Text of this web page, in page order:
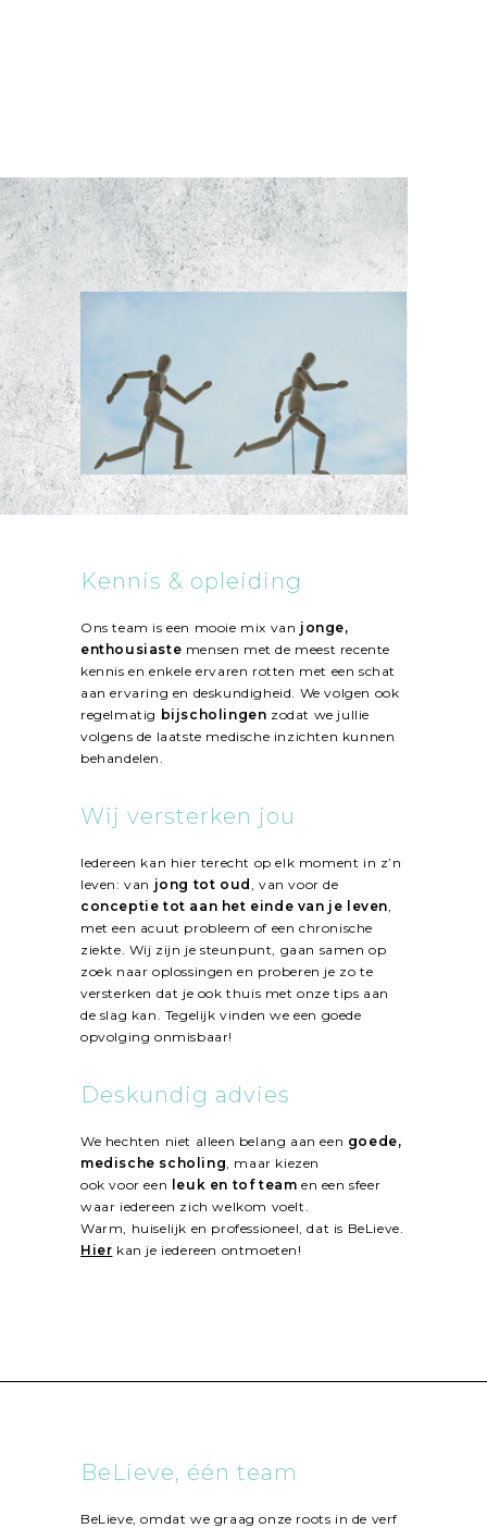
Kennis & opleiding
Ons team is een mooie mix van jonge,
enthousiaste mensen met de meest recente
kennis en enkele ervaren rotten met een schat
aan ervaring en deskundigheid. We volgen ook
regelmatig bijscholingen zodat we jullie
volgens de laatste medische inzichten kunnen
behandelen.
Wij versterken jou
Iedereen kan hier terecht op elk moment in z’n
leven: van jong tot oud , van voor de
conceptie tot aan het einde van je leven
met een acuut probleem of een chronische
ziekte. Wij zijn je steunpunt, gaan samen op
zoek naar oplossingen en proberen je zo te
versterken dat je ook thuis met onze tips aan
de slag kan. Tegelijk vinden we een goede
opvolging onmisbaar!
Deskundig advies
We hechten niet alleen belang aan een goede,
medische scholing , maar kiezen
ook voor een leuk en tof team en een sfeer
waar iedereen zich welkom voelt.
Warm, huiselijk en professioneel, dat is BeLieve.
Hier kan je iedereen ontmoeten!
BeLieve, één team
BeLieve, omdat we graag onze roots in de verf